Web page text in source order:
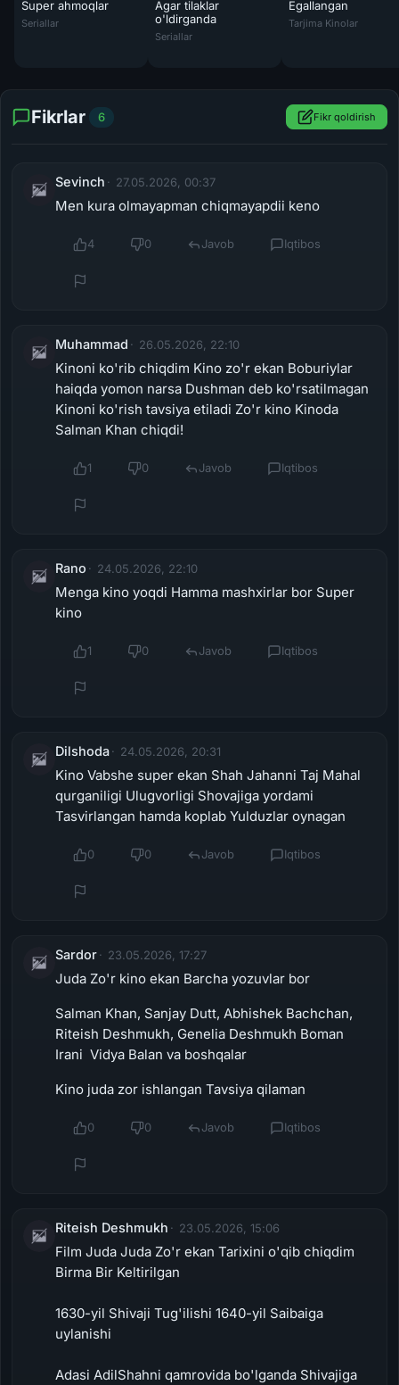
Super ahmoqlar
Super ahmoqlar / Mo'jizakor telbalar Koreya seriali 2026 Barcha
Seriallar
Agar tilaklar
o'ldirganda
Agar tilaklar o'ldirganda / Agarda niyatlar
Seriallar
Egallangan
Egallangan /
Tarjima Kinolar
Fikrlar 6 Fikr qoldirish
Sevinch 27.05.2026, 00:37
Men kura olmayapman chiqmayapdii keno
4 0 Javob Iqtibos
Muhammad 26.05.2026, 22:10
Kinoni ko'rib chiqdim Kino zo'r ekan Boburiylar
haiqda yomon narsa Dushman deb ko'rsatilmagan
Kinoni ko'rish tavsiya etiladi Zo'r kino Kinoda
Salman Khan chiqdi!
1 0 Javob Iqtibos
Rano 24.05.2026, 22:10
Menga kino yoqdi Hamma mashxirlar bor Super
kino
1 0 Javob Iqtibos
Dilshoda 24.05.2026, 20:31
Kino Vabshe super ekan Shah Jahanni Taj Mahal
qurganiligi Ulugvorligi Shovajiga yordami
Tasvirlangan hamda koplab Yulduzlar oynagan
0 0 Javob Iqtibos
Sardor 23.05.2026, 17:27
Juda Zo'r kino ekan Barcha yozuvlar bor
Salman Khan, Sanjay Dutt, Abhishek Bachchan,
Riteish Deshmukh, Genelia Deshmukh Boman
Irani Vidya Balan va boshqalar
Kino juda zor ishlangan Tavsiya qilaman
0 0 Javob Iqtibos
Riteish Deshmukh 23.05.2026, 15:06
Film Juda Juda Zo'r ekan Tarixini o'qib chiqdim
Birma Bir Keltirilgan
1630-yil Shivaji Tug'ilishi 1640-yil Saibaiga
uylanishi
Adasi AdilShahni qamrovida bo'lganda Shivajiga